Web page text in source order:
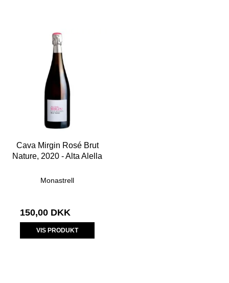
Cava Mirgin Rosé Brut
Nature, 2020 - Alta Alella
Monastrell
150,00 DKK
VIS PRODUKT